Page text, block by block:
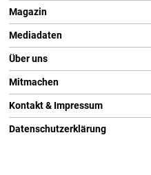
Magazin
Mediadaten
Über uns
Mitmachen
Kontakt & Impressum
Datenschutzerklärung